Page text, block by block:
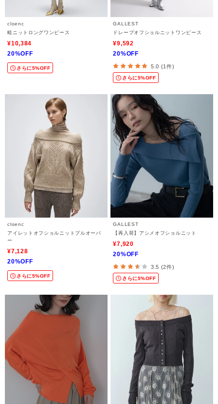
cloenc
畦ニットロングワンピース
¥10,384
20%OFF
さらに5%OFF
GALLEST
ドレープオフショルニットワンピース
¥9,592
20%OFF
5.0 (1件)
さらに5%OFF
cloenc
アイレットオフショルニットプルオーバ
ー
¥7,128
20%OFF
さらに5%OFF
GALLEST
【再入荷】アシメオフショルニット
¥7,920
20%OFF
3.5 (2件)
さらに5%OFF